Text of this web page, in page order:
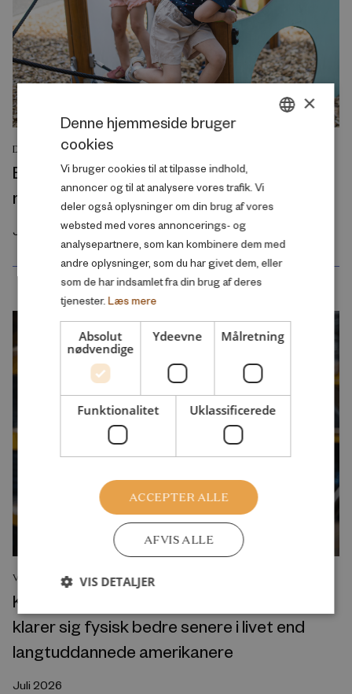
DEBATINDLÆG
Byggelegepladser rammer en svaghed i
moderne børneliv
Juli 2026
VIDENSOVERBLIK
Kortuddannede i Danmark og Sverige
klarer sig fysisk bedre senere i livet end
langtuddannede amerikanere
Juli 2026
×
Denne hjemmeside bruger
cookies
Vi bruger cookies til at tilpasse indhold,
annoncer og til at analysere vores trafik. Vi
deler også oplysninger om din brug af vores
websted med vores annoncerings- og
analysepartnere, som kan kombinere dem med
andre oplysninger, som du har givet dem, eller
som de har indsamlet fra din brug af deres
tjenester. Læs mere
Absolut
nødvendige
Ydeevne Målretning
Funktionalitet Uklassificerede
ACCEPTER ALLE
AFVIS ALLE
VIS DETALJER